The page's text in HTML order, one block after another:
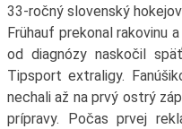
33-ročný slovenský
Frühauf prekonal rakovinu
od diagnózy naskočil
Tipsport extraligy.
nechali až na prvý ostrý
prípravy. Počas prvej